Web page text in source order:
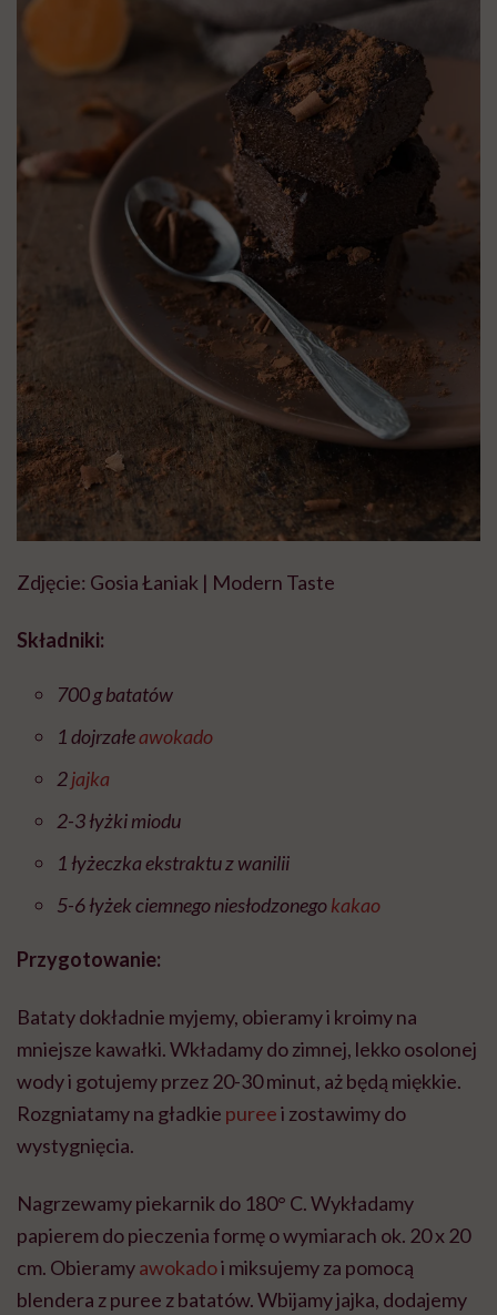
Zdjęcie: Gosia Łaniak | Modern Taste
Składniki:
700 g batatów
1 dojrzałeawokado
2jajka
2-3 łyżki miodu
1 łyżeczka ekstraktu z wanilii
5-6 łyżek ciemnego niesłodzonegokakao
Przygotowanie:
Bataty dokładnie myjemy, obieramy i kroimy na
mniejsze kawałki. Wkładamy do zimnej, lekko osolonej
wody i gotujemy przez 20-30 minut, aż będą miękkie.
Rozgniatamy na gładkie pureei zostawimy do
wystygnięcia.
Nagrzewamy piekarnik do 180° C. Wykładamy
papierem do pieczenia formę o wymiarach ok. 20 x 20
cm. Obieramyawokadoi miksujemy za pomocą
blendera z puree z batatów. Wbijamy jajka, dodajemy